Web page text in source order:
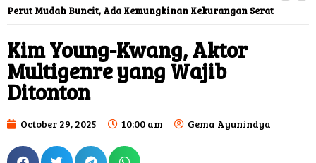
Perut Mudah Buncit, Ada Kemungkinan Kekurangan Serat
Kim Young-Kwang, Aktor
Multigenre yang Wajib
Ditonton
October 29, 2025 10:00 am Gema Ayunindya